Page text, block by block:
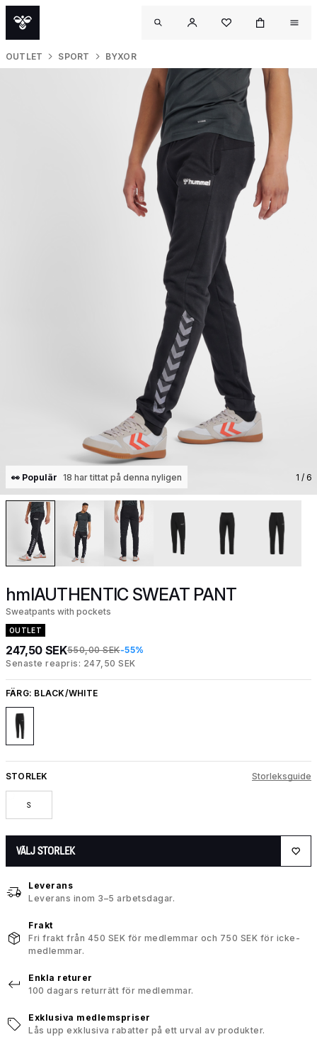
OUTLET SPORT BYXOR
👀 Populär 18 har tittat på denna nyligen 1 / 6
hmlAUTHENTIC SWEAT PANT
Sweatpants with pockets
OUTLET
247,50 SEK550,00 SEK-55%
Senaste reapris: 247,50 SEK
FÄRG: BLACK/WHITE
STORLEK Storleksguide
S
VÄLJ STORLEK
Leverans
Leverans inom 3–5 arbetsdagar.
Frakt
Fri frakt från 450 SEK för medlemmar och 750 SEK för icke-
medlemmar.
Enkla returer
100 dagars returrätt för medlemmar.
Exklusiva medlemspriser
Lås upp exklusiva rabatter på ett urval av produkter.